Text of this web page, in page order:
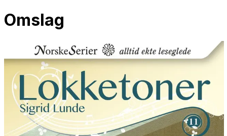
Omslag